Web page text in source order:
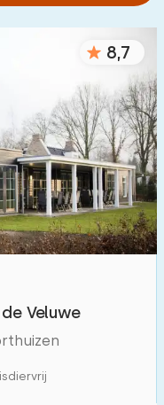
1
10
8,7
Veluwe